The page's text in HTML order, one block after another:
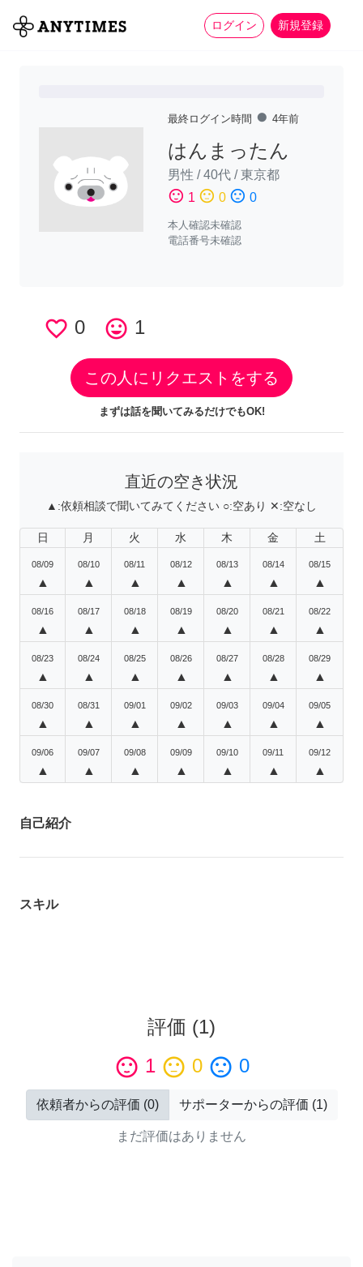
ログイン 新規登録
全て 家事 more_horiz
最終ログイン時間 fiber_manual_record 4年前
はんまったん
男性 /40代 /東京都
sentiment_satisfied 1 sentiment_neutral 0 sentiment_dissatisfied 0
本人確認未確認
電話番号未確認
favorite_border 0 tag_faces 1
この人にリクエストをする
まずは話を聞いてみるだけでもOK!
直近の空き状況
▲:依頼相談で聞いてみてください ○:空あり ✕:空なし
日 月 火 水 木 金 土
08/09
▲
08/10
▲
08/11
▲
08/12
▲
08/13
▲
08/14
▲
08/15
▲
08/16
▲
08/17
▲
08/18
▲
08/19
▲
08/20
▲
08/21
▲
08/22
▲
08/23
▲
08/24
▲
08/25
▲
08/26
▲
08/27
▲
08/28
▲
08/29
▲
08/30
▲
08/31
▲
09/01
▲
09/02
▲
09/03
▲
09/04
▲
09/05
▲
09/06
▲
09/07
▲
09/08
▲
09/09
▲
09/10
▲
09/11
▲
09/12
▲
自己紹介
スキル
評価 (1)
sentiment_satisfied 1 sentiment_neutral 0 sentiment_dissatisfied 0
依頼者からの評価 (0) サポーターからの評価 (1)
まだ評価はありません